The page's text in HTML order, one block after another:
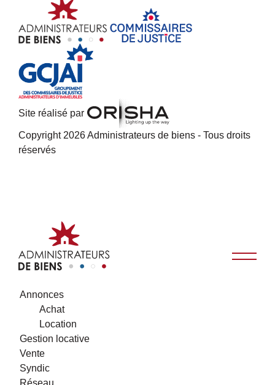
Site réalisé par
Copyright 2026 Administrateurs de biens - Tous droits
réservés
Annonces
Achat
Location
Gestion locative
Vente
Syndic
Réseau